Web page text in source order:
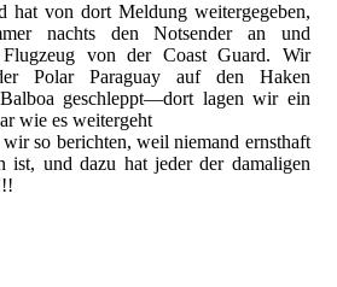
hat von dort Meldung weitergegeben,
nachts den Notsender an und
von der Coast Guard. Wir
Polar Paraguay auf den Haken
geschleppt—dort lagen wir ein
wie es weitergeht
so berichten, weil niemand ernsthaft
ist, und dazu hat jeder der damaligen